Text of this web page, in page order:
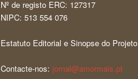
Nº de registo ERC: 127317
NIPC: 513 554 076
Estatuto Editorial e Sinopse do Projeto
Contacte-nos: jornal@amormais.pt